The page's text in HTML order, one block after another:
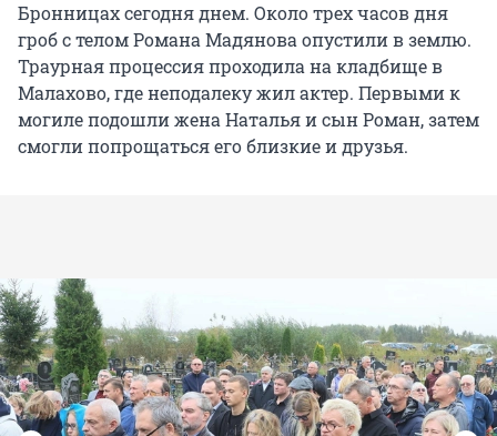
Бронницах сегодня днем. Около трех часов дня
гроб с телом Романа Мадянова опустили в землю.
Траурная процессия проходила на кладбище в
Малахово, где неподалеку жил актер. Первыми к
могиле подошли жена Наталья и сын Роман, затем
смогли попрощаться его близкие и друзья.